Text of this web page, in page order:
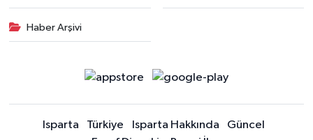
Haber Arşivi
Isparta Türkiye Isparta Hakkında
Güncel